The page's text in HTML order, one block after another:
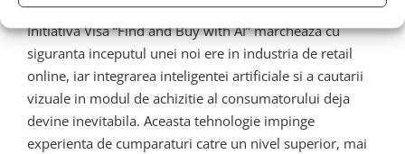
Initiativa Visa “Find and Buy with AI” marcheaza cu
siguranta inceputul unei noi ere in industria de retail
online, iar integrarea inteligentei artificiale si a cautarii
vizuale in modul de achizitie al consumatorului deja
devine inevitabila. Aceasta tehnologie impinge
experienta de cumparaturi catre un nivel superior, mai